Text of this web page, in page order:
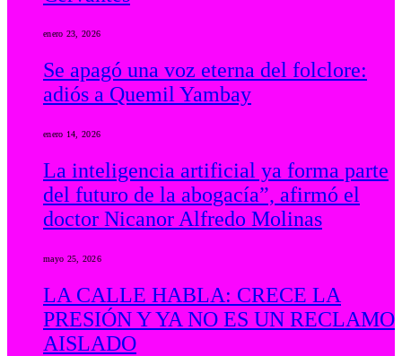
enero 23, 2026
Se apagó una voz eterna del folclore:
adiós a Quemil Yambay
enero 14, 2026
La inteligencia artificial ya forma parte
del futuro de la abogacía”, afirmó el
doctor Nicanor Alfredo Molinas
mayo 25, 2026
LA CALLE HABLA: CRECE LA
PRESIÓN Y YA NO ES UN RECLAMO
AISLADO